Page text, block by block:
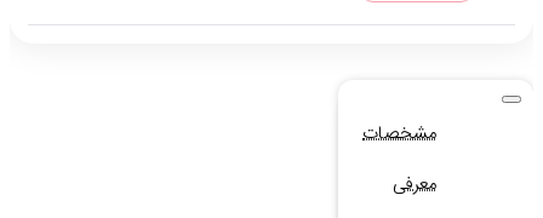
مشخصات
معرفی